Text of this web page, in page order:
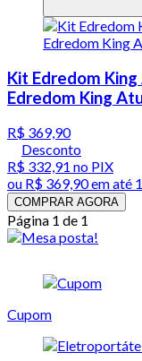
Kit Edredom
Edredom King
R$ 369,90
Desconto
R$ 332,91 no PIX
ou R$ 369,90em até
COMPRAR AGORA
Página 1 de 1
Cupom